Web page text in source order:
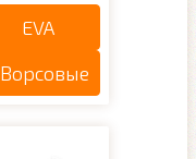
EVA
Ворсовые